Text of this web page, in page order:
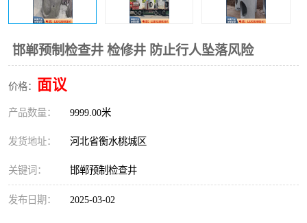
邯郸预制检查井 检修井 防止行人坠落风险
价格： 面议
产品数量： 9999.00米
发货地址： 河北省衡水桃城区
关键词： 邯郸预制检查井
发布日期： 2025-03-02